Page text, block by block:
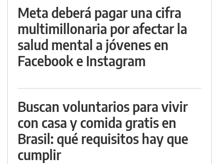
Meta deberá pagar una cifra
multimillonaria por afectar la
salud mental a jóvenes en
Facebook e Instagram
Buscan voluntarios para vivir
con casa y comida gratis en
Brasil: qué requisitos hay que
cumplir